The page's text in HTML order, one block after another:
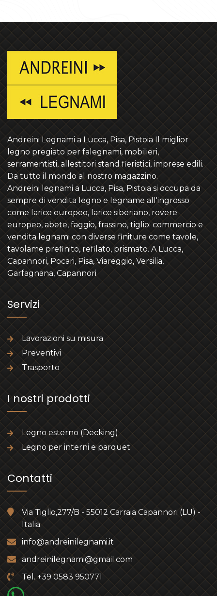
Andreini Legnami a Lucca, Pisa, Pistoia Il miglior
legno pregiato per falegnami, mobilieri,
serramentisti, allestitori stand fieristici, imprese edili.
Da tutto il mondo al nostro magazzino.
Andreini legnami a Lucca, Pisa, Pistoia si occupa da
sempre di vendita legno e legname all'ingrosso
come larice europeo, larice siberiano, rovere
europeo, abete, faggio, frassino, tiglio: commercio e
vendita legnami con diverse finiture come tavole,
tavolame prefinito, refilato, prismato. A Lucca,
Capannori, Pocari, Pisa, Viareggio, Versilia,
Garfagnana, Capannori
Servizi
Lavorazioni su misura
Preventivi
Trasporto
I nostri prodotti
Legno esterno (Decking)
Legno per interni e parquet
Contatti
Via Tiglio,277/B - 55012 Carraia Capannori (LU) -
Italia
info@andreinilegnami.it
andreinilegnami@gmail.com
Tel. +39 0583 950771